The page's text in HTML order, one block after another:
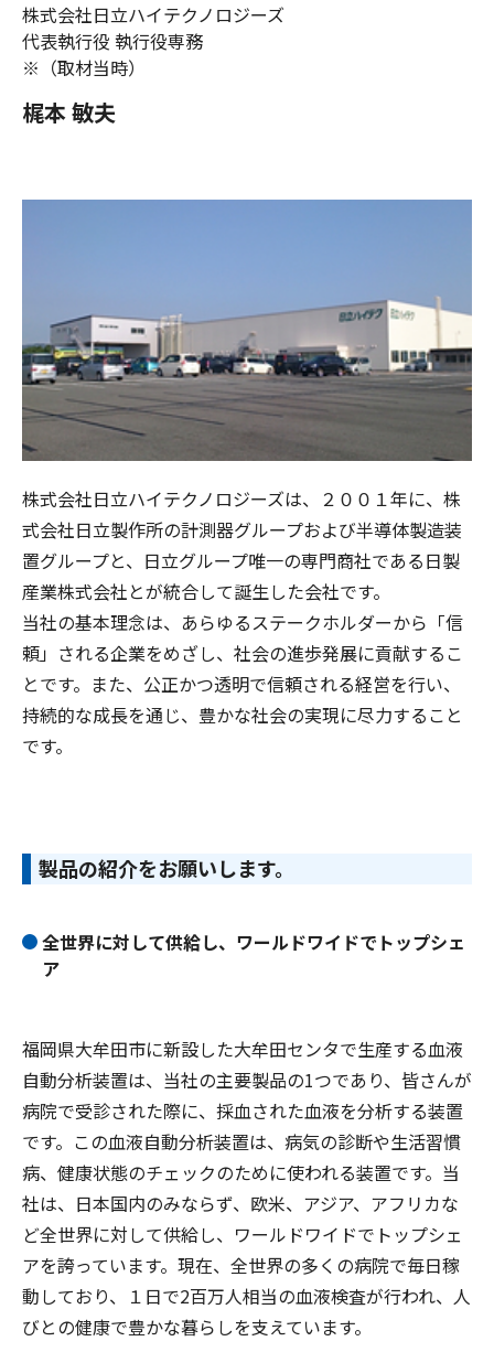
株式会社日立ハイテクノロジーズ
代表執行役 執行役専務
※（取材当時）
梶本 敏夫
株式会社日立ハイテクノロジーズは、２００１年に、株
式会社日立製作所の計測器グループおよび半導体製造装
置グループと、日立グループ唯一の専門商社である日製
産業株式会社とが統合して誕生した会社です。
当社の基本理念は、あらゆるステークホルダーから「信
頼」される企業をめざし、社会の進歩発展に貢献するこ
とです。また、公正かつ透明で信頼される経営を行い、
持続的な成長を通じ、豊かな社会の実現に尽力すること
です。
製品の紹介をお願いします。
全世界に対して供給し、ワールドワイドでトップシェ
ア
福岡県大牟田市に新設した大牟田センタで生産する血液
自動分析装置は、当社の主要製品の1つであり、皆さんが
病院で受診された際に、採血された血液を分析する装置
です。この血液自動分析装置は、病気の診断や生活習慣
病、健康状態のチェックのために使われる装置です。当
社は、日本国内のみならず、欧米、アジア、アフリカな
ど全世界に対して供給し、ワールドワイドでトップシェ
アを誇っています。現在、全世界の多くの病院で毎日稼
動しており、１日で2百万人相当の血液検査が行われ、人
びとの健康で豊かな暮らしを支えています。